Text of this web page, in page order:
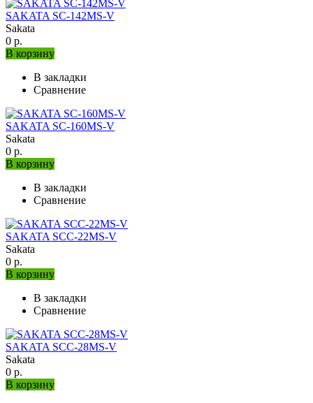
SAKATA SC-142MS-V
Sakata
0 р.
В корзину
В закладки
Сравнение
SAKATA SC-160MS-V
Sakata
0 р.
В корзину
В закладки
Сравнение
SAKATA SCC-22MS-V
Sakata
0 р.
В корзину
В закладки
Сравнение
SAKATA SCC-28MS-V
Sakata
0 р.
В корзину